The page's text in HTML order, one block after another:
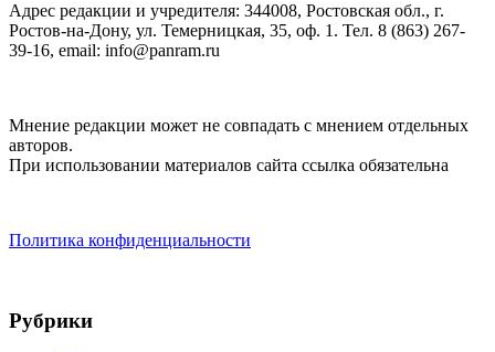
Адрес редакции и учредителя: 344008, Ростовская обл., г.
Ростов-на-Дону, ул. Темерницкая, 35, оф. 1. Тел. 8 (863) 267-
39-16, email: info@panram.ru
Мнение редакции может не совпадать с мнением отдельных
авторов.
При использовании материалов сайта ссылка обязательна
Политика конфиденциальности
Рубрики